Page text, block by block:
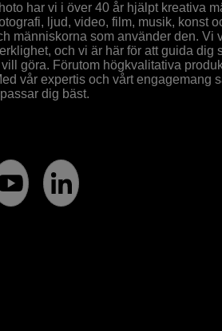
har vi i över 40 år hjälpt kreativa
ljud, video, film, musik, konst
människorna som använder den. Vi
och vi är här för att guida dig
göra. Förutom högkvalitativa
vår expertis och vårt engagemang
dig bäst.